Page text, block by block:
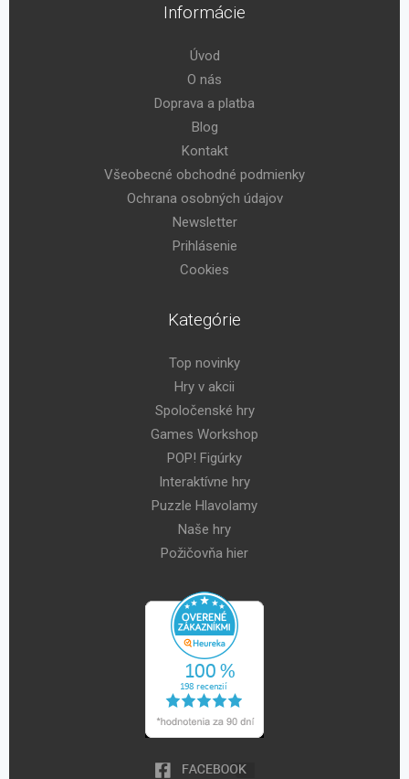
Informácie
Úvod
O nás
Doprava a platba
Blog
Kontakt
Všeobecné obchodné podmienky
Ochrana osobných údajov
Newsletter
Prihlásenie
Cookies
Kategórie
Top novinky
Hry v akcii
Spoločenské hry
Games Workshop
POP! Figúrky
Interaktívne hry
Puzzle Hlavolamy
Naše hry
Požičovňa hier